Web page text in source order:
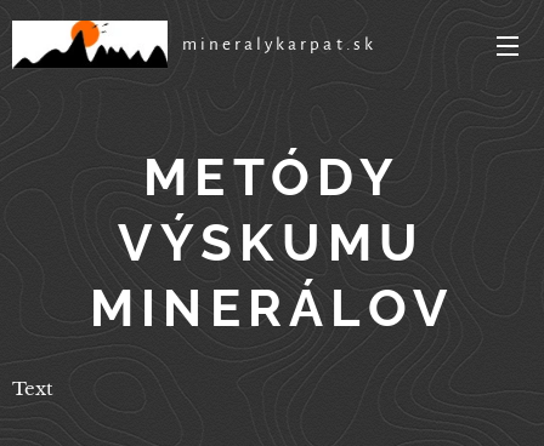
mineralykarpat.sk
METÓDY
VÝSKUMU
MINERÁLOV
Text